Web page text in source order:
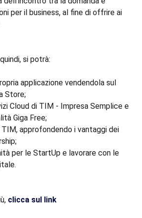
per il business, al fine di offrire ai
si potrà:
applicazione vendendola sul
Store;
Cloud di TIM - Impresa Semplice e
Giga Free;
TIM, approfondendo i vantaggi dei
per le StartUp e lavorare con le
clicca sul link